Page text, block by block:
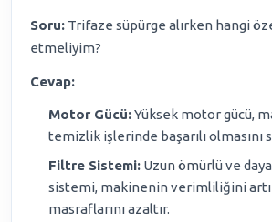
Soru: Trifaze süpürge alırken hangi
etmeliyim?
Cevap:
Motor Gücü:Yüksek motor gücü,
temizlik işlerinde başarılı olmasını
Filtre Sistemi: Uzun ömürlü ve
sistemi, makinenin verimliliğini
masraflarını azaltır.